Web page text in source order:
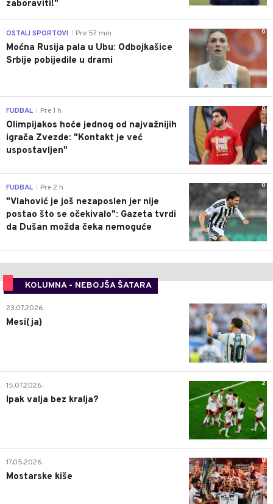
zaboraviti!"
0
OSTALI SPORTOVI Pre 57 min
Moćna Rusija pala u Ubu: Odbojkašice
Srbije pobijedile u drami
0
FUDBAL Pre 1 h
Olimpijakos hoće jednog od najvažnijih
igrača Zvezde: "Kontakt je već
uspostavljen"
0
FUDBAL Pre 2 h
"Vlahović je još nezaposlen jer nije
postao što se očekivalo": Gazeta tvrdi
da Dušan možda čeka nemoguće
KOLUMNA - NEBOJŠA ŠATARA
0
23.07.2026.
Mesi(ja)
2
15.07.2026.
Ipak valja bez kralja?
0
17.05.2026.
Mostarske kiše